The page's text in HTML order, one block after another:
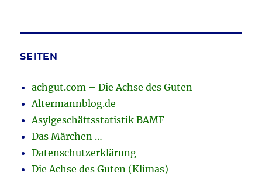
SEITEN
achgut.com – Die Achse des Guten
Altermannblog.de
Asylgeschäftsstatistik BAMF
Das Märchen …
Datenschutzerklärung
Die Achse des Guten (Klimas)